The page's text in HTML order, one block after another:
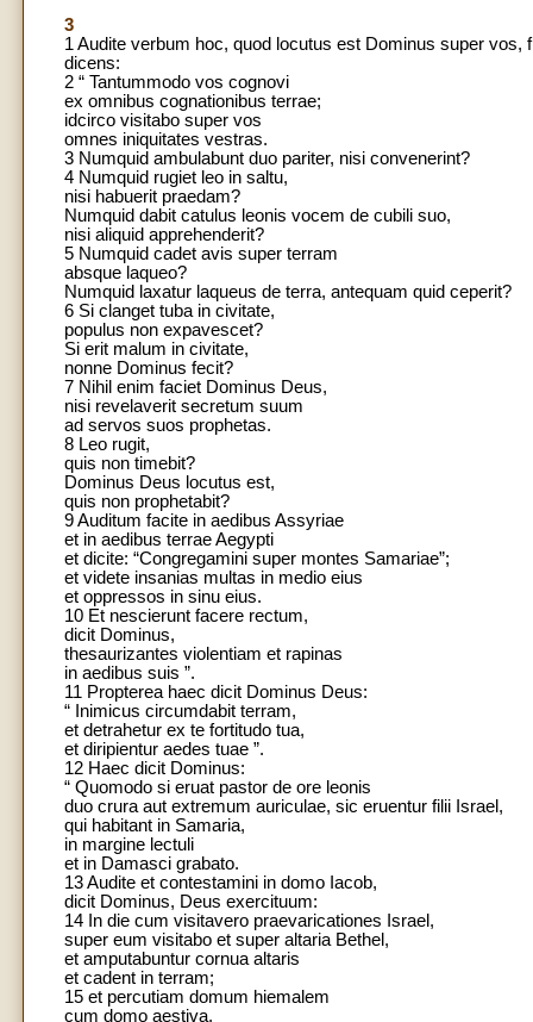
3
1 Audite verbum hoc, quod locutus est Dominus super
dicens:
2 “ Tantummodo vos cognovi
ex omnibus cognationibus terrae;
idcirco visitabo super vos
omnes iniquitates vestras.
3 Numquid ambulabunt duo pariter, nisi convenerint?
4 Numquid rugiet leo in saltu,
nisi habuerit praedam?
Numquid dabit catulus leonis vocem de cubili suo,
nisi aliquid apprehenderit?
5 Numquid cadet avis super terram
absque laqueo?
Numquid laxatur laqueus de terra, antequam quid ceperit?
6 Si clanget tuba in civitate,
populus non expavescet?
Si erit malum in civitate,
nonne Dominus fecit?
7 Nihil enim faciet Dominus Deus,
nisi revelaverit secretum suum
ad servos suos prophetas.
8 Leo rugit,
quis non timebit?
Dominus Deus locutus est,
quis non prophetabit?
9 Auditum facite in aedibus Assyriae
et in aedibus terrae Aegypti
et dicite: “Congregamini super montes Samariae”;
et videte insanias multas in medio eius
et oppressos in sinu eius.
10 Et nescierunt facere rectum,
dicit Dominus,
thesaurizantes violentiam et rapinas
in aedibus suis ”.
11 Propterea haec dicit Dominus Deus:
“ Inimicus circumdabit terram,
et detrahetur ex te fortitudo tua,
et diripientur aedes tuae ”.
12 Haec dicit Dominus:
“ Quomodo si eruat pastor de ore leonis
duo crura aut extremum auriculae, sic eruentur filii Israel,
qui habitant in Samaria,
in margine lectuli
et in Damasci grabato.
13 Audite et contestamini in domo Iacob,
dicit Dominus, Deus exercituum:
14 In die cum visitavero praevaricationes Israel,
super eum visitabo et super altaria Bethel,
et amputabuntur cornua altaris
et cadent in terram;
15 et percutiam domum hiemalem
cum domo aestiva,